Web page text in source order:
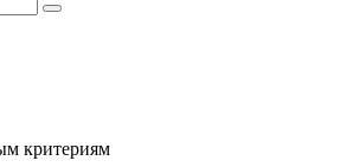
критериям